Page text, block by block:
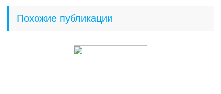
Похожие публикации